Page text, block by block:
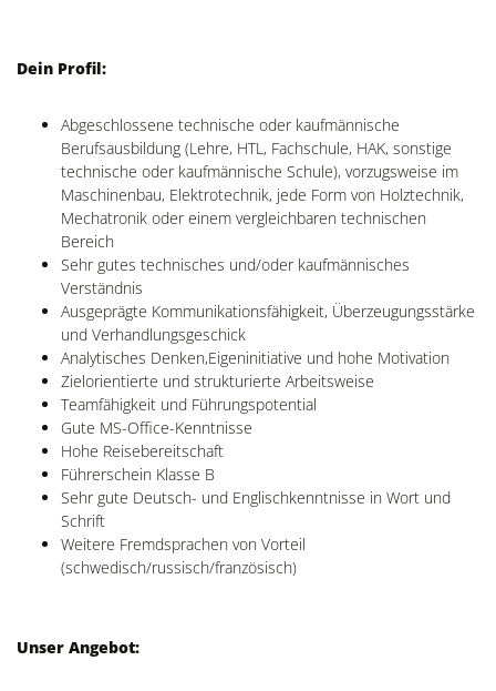
Dein Profil:
Abgeschlossene technische oder kaufmännische
Berufsausbildung (Lehre, HTL, Fachschule, HAK, sonstige
technische oder kaufmännische Schule), vorzugsweise im
Maschinenbau, Elektrotechnik, jede Form von Holztechnik,
Mechatronik oder einem vergleichbaren technischen
Bereich
Sehr gutes technisches und/oder kaufmännisches
Verständnis
Ausgeprägte Kommunikationsfähigkeit, Überzeugungsstärke
und Verhandlungsgeschick
Analytisches Denken,Eigeninitiative und hohe Motivation
Zielorientierte und strukturierte Arbeitsweise
Teamfähigkeit und Führungspotential
Gute MS-Office-Kenntnisse
Hohe Reisebereitschaft
Führerschein Klasse B
Sehr gute Deutsch- und Englischkenntnisse in Wort und
Schrift
Weitere Fremdsprachen von Vorteil
(schwedisch/russisch/französisch)
Unser Angebot: